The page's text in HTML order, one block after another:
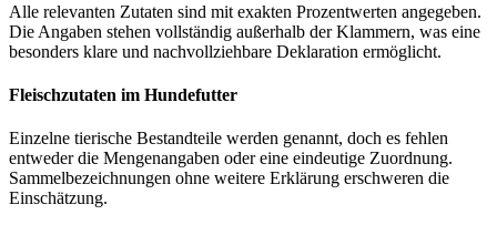
Alle relevanten Zutaten sind mit exakten Prozentwerten angegeben.
Die Angaben stehen vollständig außerhalb der Klammern, was eine
besonders klare und nachvollziehbare Deklaration ermöglicht.
Fleischzutaten im Hundefutter
Einzelne tierische Bestandteile werden genannt, doch es fehlen
entweder die Mengenangaben oder eine eindeutige Zuordnung.
Sammelbezeichnungen ohne weitere Erklärung erschweren die
Einschätzung.